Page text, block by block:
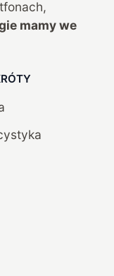
mamy we